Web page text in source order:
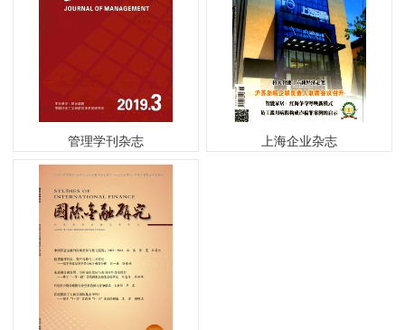
管理学刊杂志 上海企业杂志